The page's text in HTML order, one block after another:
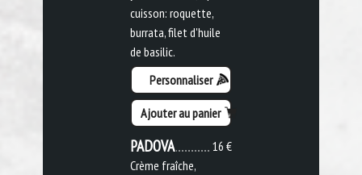
cuisson: roquette,
burrata, filet d'huile
de basilic.
Personnaliser
Ajouter au panier
16 €
PADOVA
Crème fraîche,